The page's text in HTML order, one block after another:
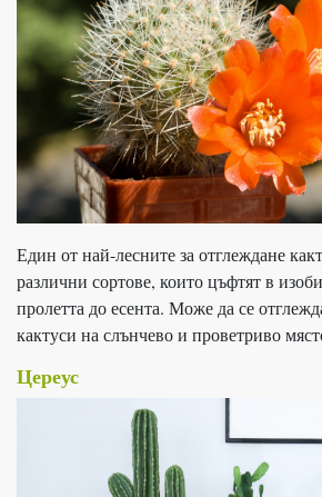
Един от най-лесните за отглеждане
различни сортове, които цъфтят в
пролетта до есента. Може да се
кактуси на слънчево и проветриво
Цереус